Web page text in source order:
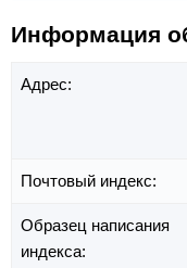
Информация
Адрес:
Почтовый индекс:
Образец написания
индекса: